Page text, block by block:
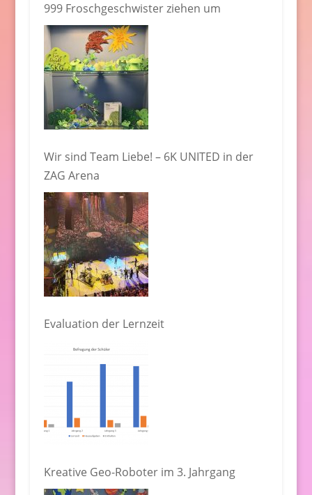
999 Froschgeschwister ziehen um
Wir sind Team Liebe! – 6K UNITED in der
ZAG Arena
Evaluation der Lernzeit
Kreative Geo-Roboter im 3. Jahrgang